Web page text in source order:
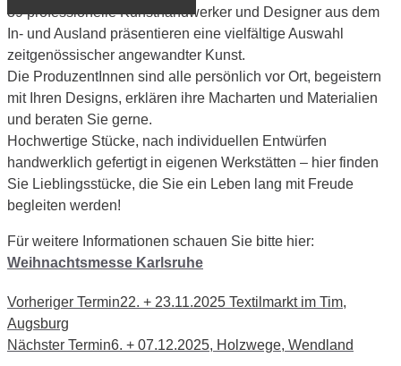
39 professionelle Kunsthandwerker und Designer aus dem
In- und Ausland präsentieren eine vielfältige Auswahl
zeitgenössischer angewandter Kunst.
Die ProduzentInnen sind alle persönlich vor Ort, begeistern
mit Ihren Designs, erklären ihre Macharten und Materialien
und beraten Sie gerne.
Hochwertige Stücke, nach individuellen Entwürfen
handwerklich gefertigt in eigenen Werkstätten – hier finden
Sie Lieblingsstücke, die Sie ein Leben lang mit Freude
begleiten werden!
Für weitere Informationen schauen Sie bitte hier:
Weihnachtsmesse Karlsruhe
Vorheriger Termin22. + 23.11.2025 Textilmarkt im Tim,
Augsburg
Nächster Termin6. + 07.12.2025, Holzwege, Wendland